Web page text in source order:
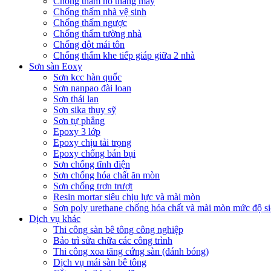
Chống thấm nhà vệ sinh
Chống thấm ngược
Chống thấm tường nhà
Chống dột mái tôn
Chống thấm khe tiếp giáp giữa 2 nhà
Sơn sàn Eoxy
Sơn kcc hàn quốc
Sơn nanpao đài loan
Sơn thái lan
Sơn sika thụy sỹ
Sơn tự phẳng
Epoxy 3 lớp
Epoxy chịu tải trọng
Epoxy chống bán bụi
Sơn chống tĩnh điện
Sơn chống hóa chất ăn mòn
Sơn chống trơn trượt
Resin mortar siêu chịu lực và mài mòn
Sơn poly urethane chống hóa chất và mài mòn mức độ
Dịch vụ khác
Thi công sàn bê tông công nghiệp
Bảo trì sửa chữa các công trình
Thi công xoa tăng cứng sàn (đánh bóng)
Dịch vụ mái sàn bê tông